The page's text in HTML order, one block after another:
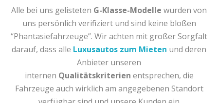
Alle bei uns gelisteten G-Klasse-Modelle wurden von
uns persönlich verifiziert und sind keine bloßen
“Phantasiefahrzeuge”. Wir achten mit großer Sorgfalt
darauf, dass alle Luxusautos zum Mieten und deren
Anbieter unseren
internen Qualitätskriterien entsprechen, die
Fahrzeuge auch wirklich am angegebenen Standort